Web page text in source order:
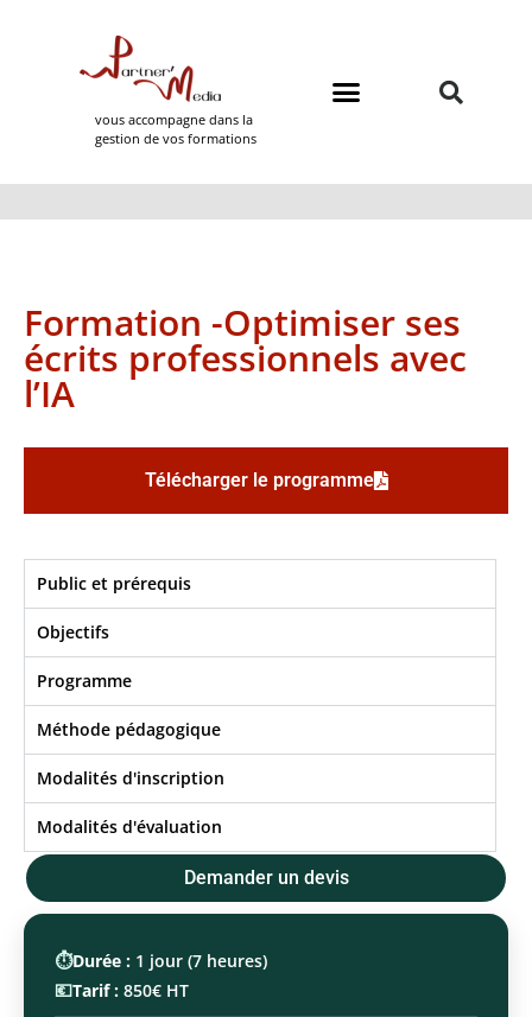
vous accompagne dans la
gestion de vos formations
Formation -Optimiser ses
écrits professionnels avec
l’IA
Télécharger le programme
Public et prérequis
Objectifs​
Programme
Méthode pédagogique
Modalités d'inscription
Modalités d'évaluation
Demander un devis
⏱️Durée : 1 jour (7 heures)
💶Tarif : 850€ HT